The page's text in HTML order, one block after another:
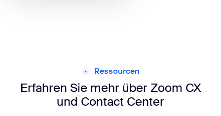
Ressourcen
Erfahren Sie mehr über Zoom CX
und Contact Center